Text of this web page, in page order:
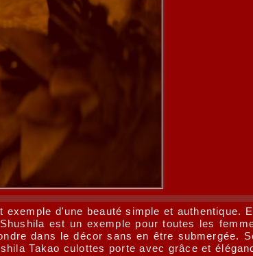
d'une beauté simple et authentique.
est un exemple pour toutes les
dans le décor sans en être submergée.
Takao culottes porte avec grâce et